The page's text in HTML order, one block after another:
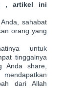
, artikel ini
sahabat
orang yang
untuk
tinggalnya
Anda share,
dari Allah